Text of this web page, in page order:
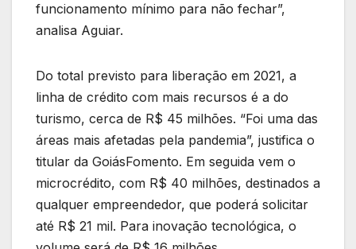
funcionamento mínimo para não fechar”,
analisa Aguiar.
Do total previsto para liberação em 2021, a
linha de crédito com mais recursos é a do
turismo, cerca de R$ 45 milhões. “Foi uma das
áreas mais afetadas pela pandemia”, justifica o
titular da GoiásFomento. Em seguida vem o
microcrédito, com R$ 40 milhões, destinados a
qualquer empreendedor, que poderá solicitar
até R$ 21 mil. Para inovação tecnológica, o